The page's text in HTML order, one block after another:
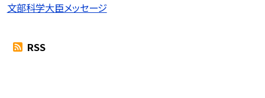
文部科学大臣メッセージ
RSS